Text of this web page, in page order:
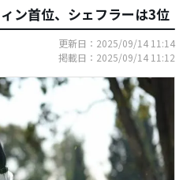
ン首位、シェフラーは3位
更新日：2025/09/14 11:14
掲載日：2025/09/14 11:12